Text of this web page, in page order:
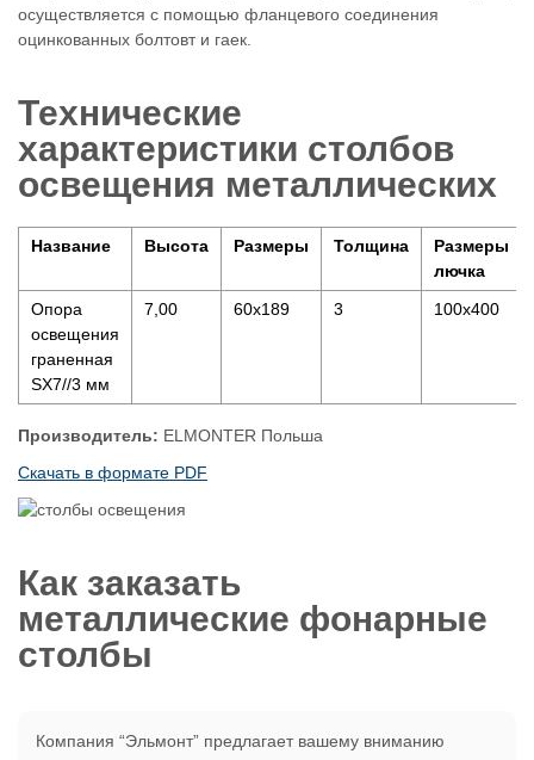
осуществляется с помощью фланцевого соединения
оцинкованных болтовт и гаек.
Технические
характеристики столбов
освещения металлических
Название Высота Размеры Толщина
Размеры
лючка
Опора
освещения
граненная
SX7//3 мм
7,00 60х189 3 100х400
Производитель: ELMONTER Польша
Скачать в формате PDF
Как заказать
металлические фонарные
столбы
Компания “Эльмонт” предлагает вашему вниманию